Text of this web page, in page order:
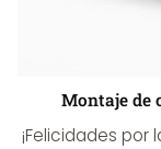
Montaje de
¡Felicidades por